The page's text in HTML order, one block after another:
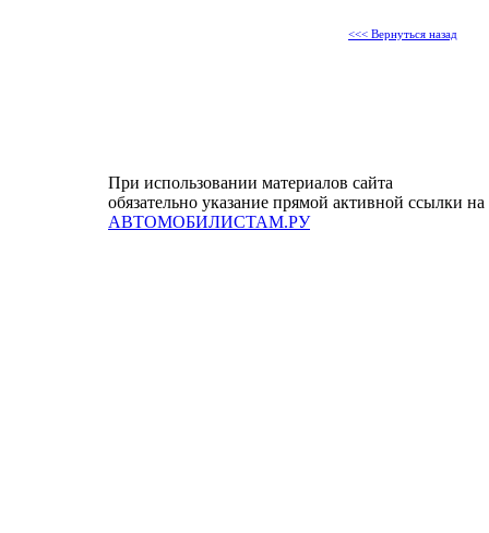
<<< Вернуться назад
При использовании материалов сайта
обязательно указание прямой активной ссылки на
АВТОМОБИЛИСТАМ.РУ